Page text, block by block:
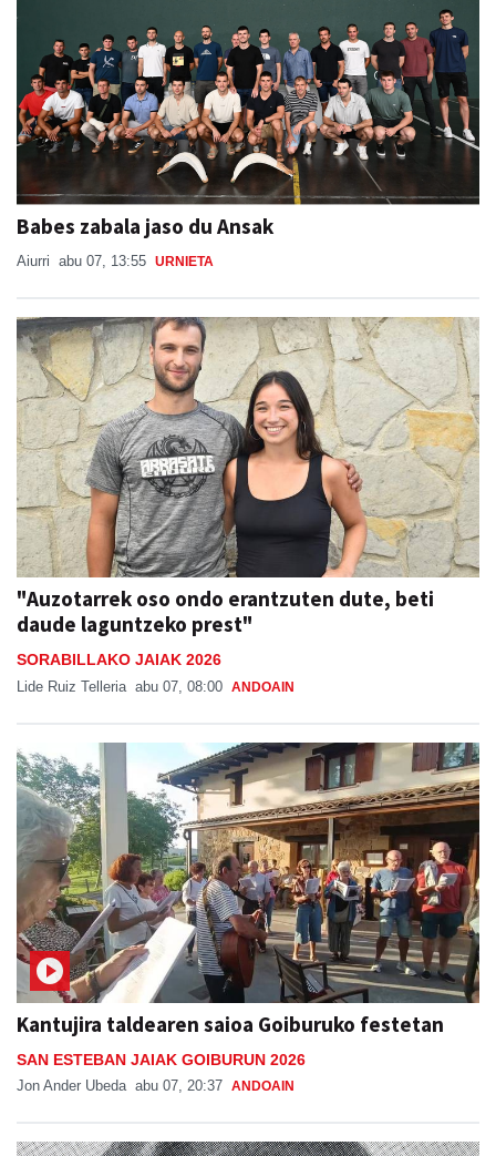
Babes zabala jaso du Ansak
Aiurri abu 07, 13:55 URNIETA
"Auzotarrek oso ondo erantzuten dute, beti
daude laguntzeko prest"
SORABILLAKO JAIAK 2026
Lide Ruiz Telleria abu 07, 08:00 ANDOAIN
Kantujira taldearen saioa Goiburuko festetan
SAN ESTEBAN JAIAK GOIBURUN 2026
Jon Ander Ubeda abu 07, 20:37 ANDOAIN